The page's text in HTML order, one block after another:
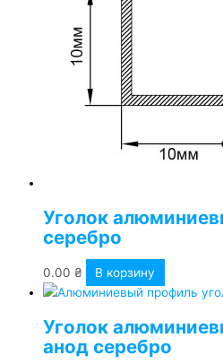
Уголок
серебро
0.00 ₴ В корзину
Уголок
анод серебро